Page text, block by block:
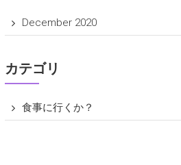
December 2020
カテゴリ
食事に行くか？